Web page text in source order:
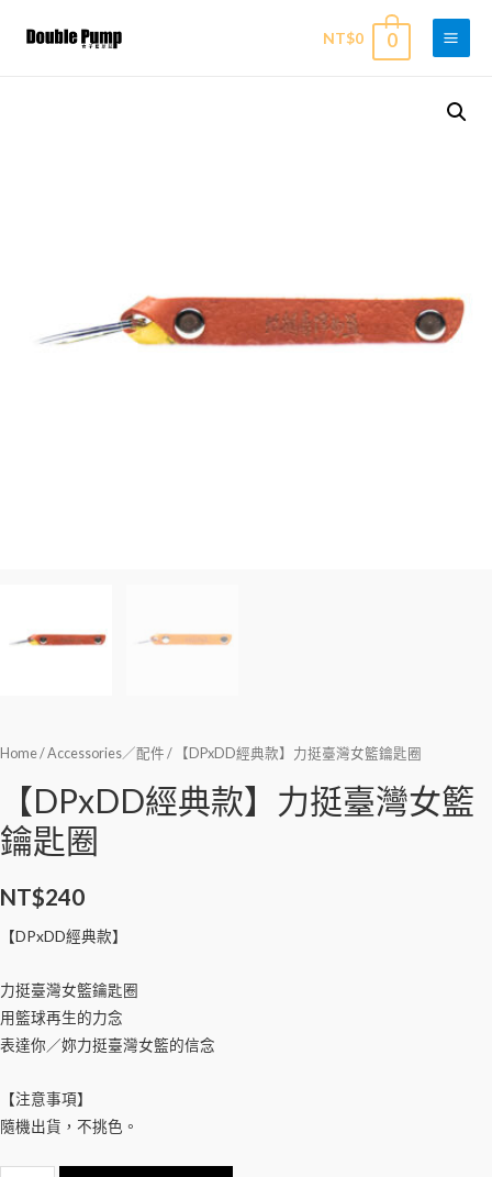
NT$0 0
Home/Accessories／配件 / 【DPxDD經典款】力挺臺灣女籃鑰匙圈
【DPxDD經典款】力挺臺灣女籃
鑰匙圈
NT$240
【DPxDD經典款】
力挺臺灣女籃鑰匙圈
用籃球再生的力念
表達你／妳力挺臺灣女籃的信念
【注意事項】
隨機出貨，不挑色。